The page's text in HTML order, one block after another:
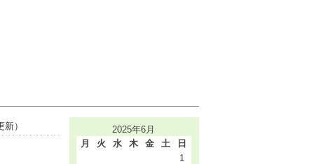
）
2025年6月
月
火 水 木 金 土 日
1